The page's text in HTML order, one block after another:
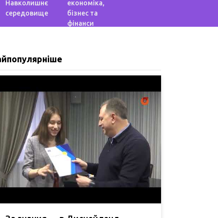
Навколишнє
середовище
економіка,
бізнес та
фінанси